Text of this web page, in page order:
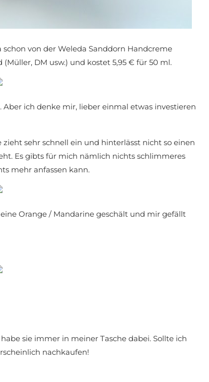
schon von der Weleda Sanddorn Handcreme
DM usw.) und kostet 5,95 € für 50 ml.
ich denke mir, lieber einmal etwas investieren
sehr schnell ein und hinterlässt nicht so einen
Es gibts für mich nämlich nichts schlimmeres
mehr anfassen kann.
Orange / Mandarine geschält und mir gefällt
sie immer in meiner Tasche dabei. Sollte ich
nachkaufen!